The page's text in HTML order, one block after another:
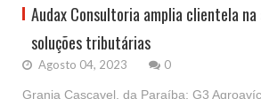
Audax Consultoria amplia clientela
soluções tributárias
Agosto 04, 2023 0
Granja Cascavel, da Paraíba; G3